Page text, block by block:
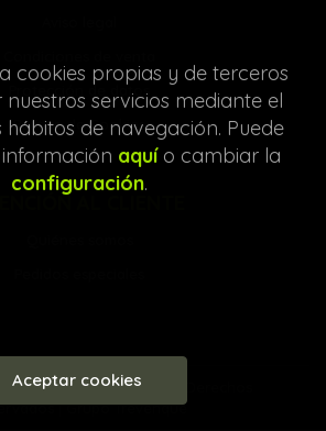
Protección de datos
Política de Cookies
AL CLIENTE
Entre Líneas. Todos los Derechos
|Grupo Trevenque
cookies propias y de terceros
servicios mediante el
hábitos de navegación. Puede
aquío cambiar la
configuración.
Aceptar cookies